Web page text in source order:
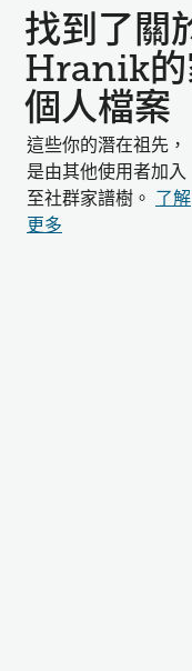
找到了關
Hranik的
個人檔案
這些你的潛在祖先，
是由其他使用者加入
至社群家譜樹。 了解
更多